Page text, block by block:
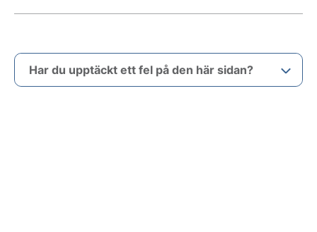
Har du upptäckt ett fel på den här sidan?